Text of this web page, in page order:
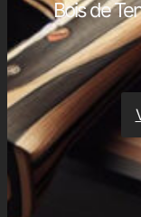
Bois de